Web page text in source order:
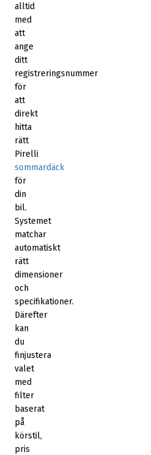
alltid
med
att
ange
ditt
registreringsnummer
för
att
direkt
hitta
rätt
Pirelli
sommardäck
för
din
bil.
Systemet
matchar
automatiskt
rätt
dimensioner
och
specifikationer.
Därefter
kan
du
finjustera
valet
med
filter
baserat
på
körstil,
pris